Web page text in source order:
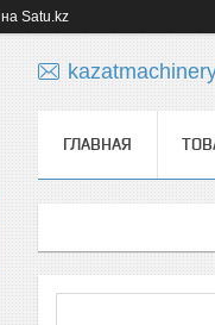
на Satu.kz
ГЛАВНАЯ